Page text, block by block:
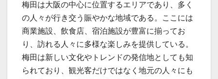
梅田は大阪の中心に位置するエリアであり、多く
の人々が行き交う賑やかな地域である。
ここには
商業施設、飲食店、宿泊施設が豊富に揃ってお
り、訪れる人々に多様な楽しみを提供している。
梅田は新しい文化やトレンドの発信地としても知
られており、観光客だけではなく地元の人々にも